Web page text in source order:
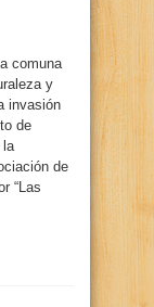
comuna
y
invasión
de
la
de
“Las